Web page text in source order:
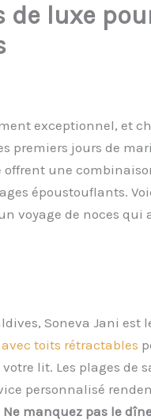
de luxe
exceptionnel, et
premiers jours de
une
époustouflants.
voyage de noces qui
Soneva Jani est
toits rétractables
lit. Les plages de
personnalisé
Ne manquez pas le